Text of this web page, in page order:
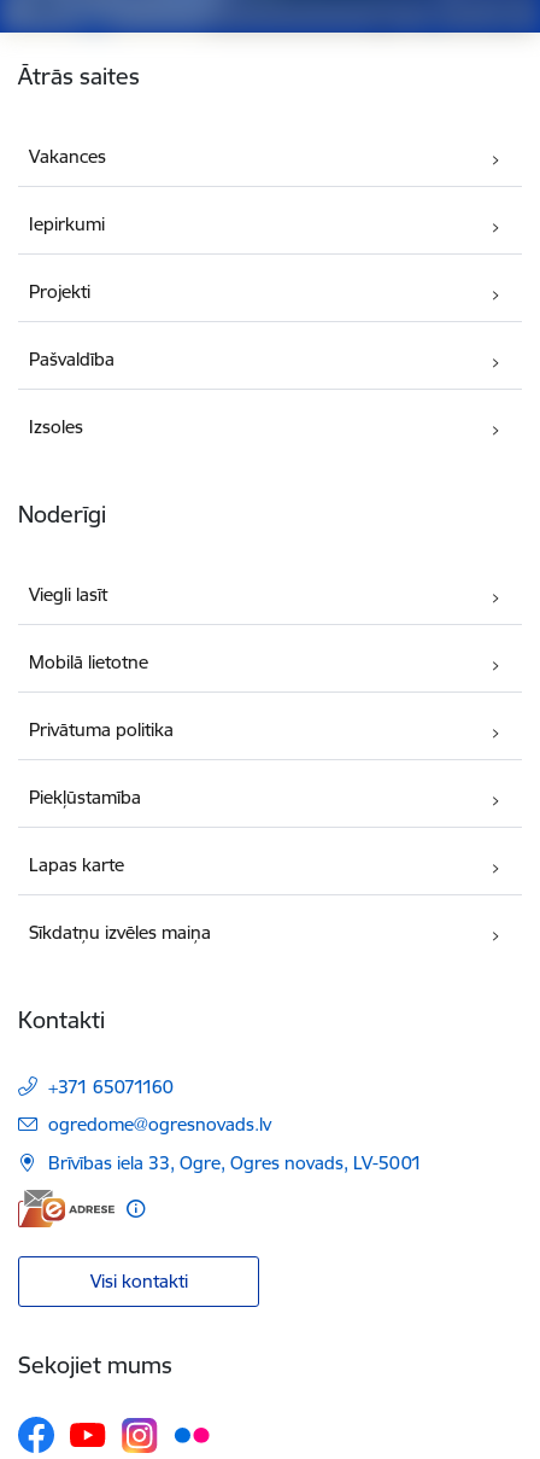
Ātrās saites
Vakances
Iepirkumi
Projekti
Pašvaldība
Izsoles
Noderīgi
Viegli lasīt
Mobilā lietotne
Privātuma politika
Piekļūstamība
Lapas karte
Sīkdatņu izvēles maiņa
Kontakti
+371 65071160
E-pasts:
ogredome@ogresnovads.lv
Brīvības iela 33, Ogre, Ogres novads, LV-5001
Visi kontakti
Sekojiet mums